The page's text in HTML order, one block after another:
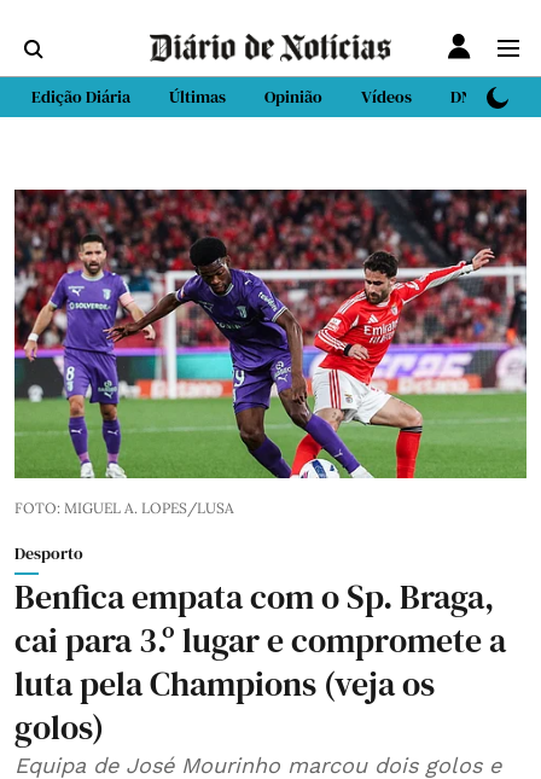
Edição Diária Últimas Opinião Vídeos DN Sport
FOTO: MIGUEL A. LOPES/LUSA
Desporto
Benfica empata com o Sp. Braga,
cai para 3.º lugar e compromete a
luta pela Champions (veja os
golos)
Equipa de José Mourinho marcou dois golos e